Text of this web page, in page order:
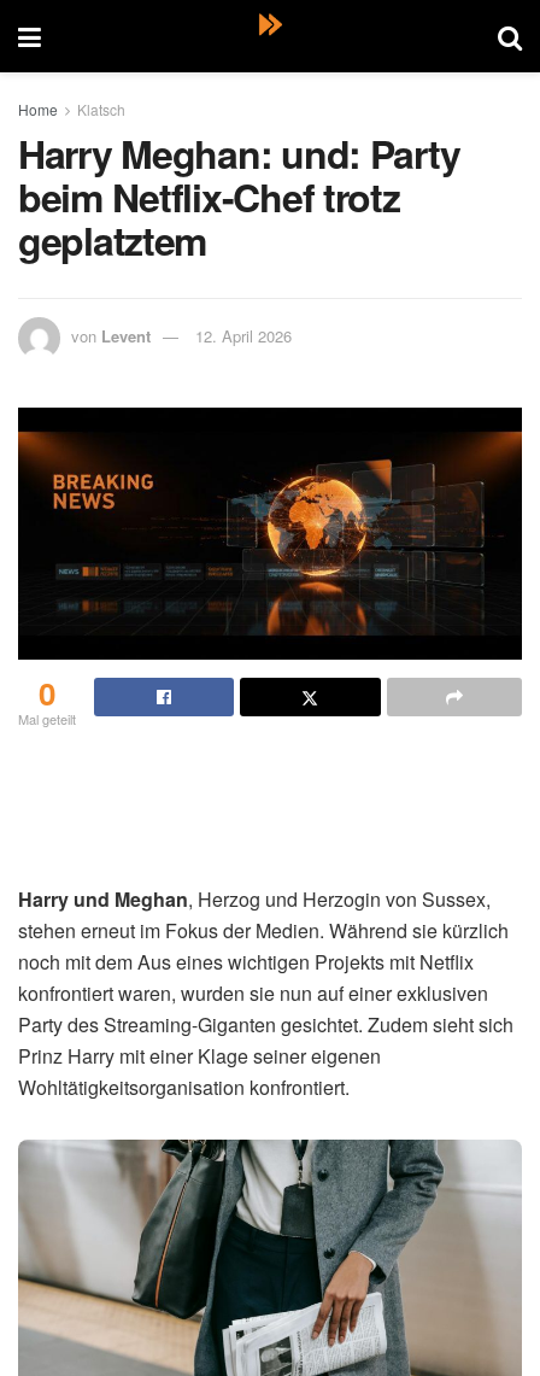
Home Klatsch
Harry Meghan: und: Party
beim Netflix-Chef trotz
geplatztem
von Levent 12. April 2026
0
Mal geteilt
Harry und Meghan, Herzog und Herzogin von Sussex,
stehen erneut im Fokus der Medien. Während sie kürzlich
noch mit dem Aus eines wichtigen Projekts mit Netflix
konfrontiert waren, wurden sie nun auf einer exklusiven
Party des Streaming-Giganten gesichtet. Zudem sieht sich
Prinz Harry mit einer Klage seiner eigenen
Wohltätigkeitsorganisation konfrontiert.